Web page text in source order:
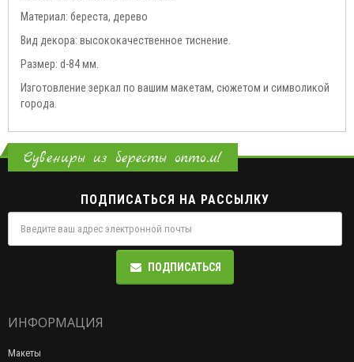
Материал: береста, дерево
Вид декора: высококачественное тиснение.
Размер: d-84 мм.
Изготовление зеркал по вашим макетам, сюжетом и символикой
города.
Сувениры из бересты оптом!
ПОДПИСАТЬСЯ НА РАССЫЛКУ
ПОДПИСАТЬСЯ
ИНФОРМАЦИЯ
Макеты